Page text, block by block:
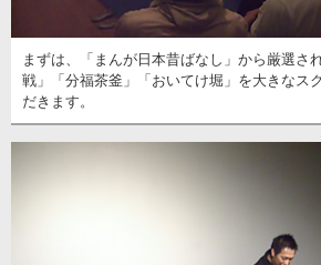
まずは、「まんが日本昔ばなし」から厳選さ
戦」「分福茶釜」「おいてけ堀」を大きなス
だきます。